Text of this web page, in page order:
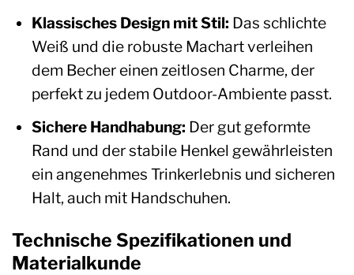
Klassisches Design mit Stil: Das schlichte
Weiß und die robuste Machart verleihen
dem Becher einen zeitlosen Charme, der
perfekt zu jedem Outdoor-Ambiente passt.
Sichere Handhabung: Der gut geformte
Rand und der stabile Henkel gewährleisten
ein angenehmes Trinkerlebnis und sicheren
Halt, auch mit Handschuhen.
Technische Spezifikationen und
Materialkunde